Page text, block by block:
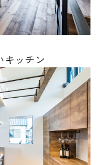
ッチン